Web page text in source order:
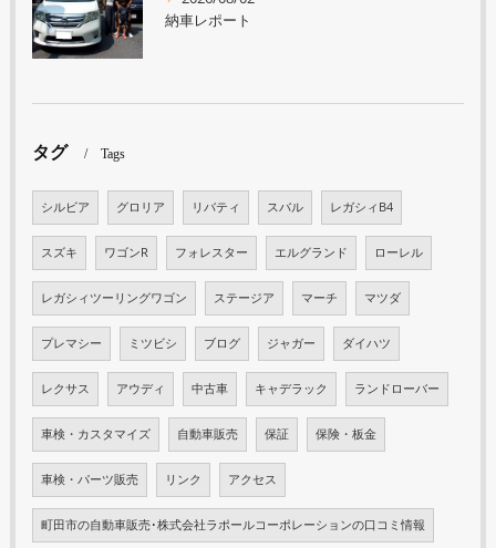
納車レポート
タグ Tags
シルビア グロリア リバティ スバル レガシィB4
スズキ ワゴンR フォレスター エルグランド ローレル
レガシィツーリングワゴン ステージア マーチ マツダ
プレマシー ミツビシ ブログ ジャガー ダイハツ
レクサス アウディ 中古車 キャデラック ランドローバー
車検・カスタマイズ 自動車販売 保証 保険・板金
車検・パーツ販売 リンク アクセス
町田市の自動車販売･株式会社ラポールコーポレーションの口コミ情報